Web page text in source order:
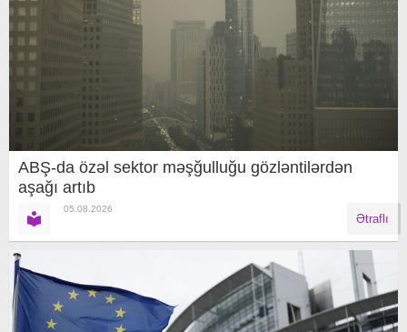
ABŞ-da özəl sektor məşğulluğu gözləntilərdən
aşağı artıb
05.08.2026
Ətraflı